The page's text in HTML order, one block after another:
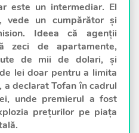
este un intermediar. El
vede un cumpărător și
Ideea că agenții
zeci de apartamente,
de mii de dolari, și
lei doar pentru a limita
a declarat Tofan în cadrul
unde premierul a fost
prețurilor pe piața